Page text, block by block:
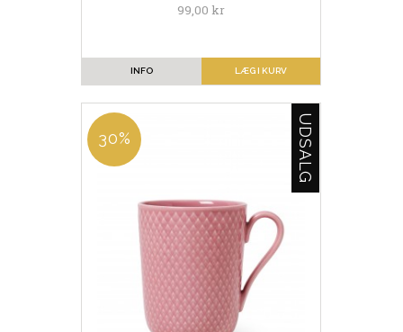
99,00 kr
LÆG I KURV
INFO
30% UDSALG